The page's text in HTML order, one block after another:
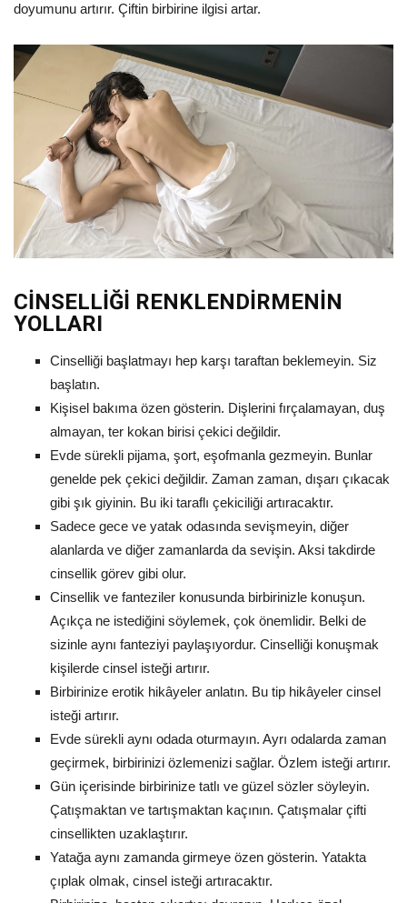
doyumunu artırır. Çiftin birbirine ilgisi artar.
CİNSELLİĞİ RENKLENDİRMENİN
YOLLARI
Cinselliği başlatmayı hep karşı taraftan beklemeyin. Siz
başlatın.
Kişisel bakıma özen gösterin. Dişlerini fırçalamayan, duş
almayan, ter kokan birisi çekici değildir.
Evde sürekli pijama, şort, eşofmanla gezmeyin. Bunlar
genelde pek çekici değildir. Zaman zaman, dışarı çıkacak
gibi şık giyinin. Bu iki taraflı çekiciliği artıracaktır.
Sadece gece ve yatak odasında sevişmeyin, diğer
alanlarda ve diğer zamanlarda da sevişin. Aksi takdirde
cinsellik görev gibi olur.
Cinsellik ve fanteziler konusunda birbirinizle konuşun.
Açıkça ne istediğini söylemek, çok önemlidir. Belki de
sizinle aynı fanteziyi paylaşıyordur. Cinselliği konuşmak
kişilerde cinsel isteği artırır.
Birbirinize erotik hikâyeler anlatın. Bu tip hikâyeler cinsel
isteği artırır.
Evde sürekli aynı odada oturmayın. Ayrı odalarda zaman
geçirmek, birbirinizi özlemenizi sağlar. Özlem isteği artırır.
Gün içerisinde birbirinize tatlı ve güzel sözler söyleyin.
Çatışmaktan ve tartışmaktan kaçının. Çatışmalar çifti
cinsellikten uzaklaştırır.
Yatağa aynı zamanda girmeye özen gösterin. Yatakta
çıplak olmak, cinsel isteği artıracaktır.